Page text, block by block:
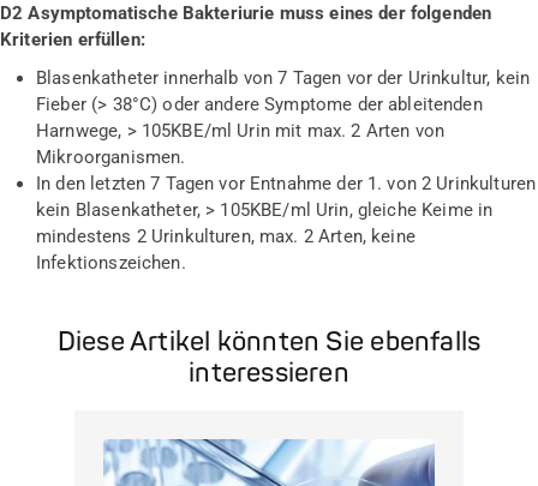
D2 Asymptomatische Bakteriurie muss eines der folgenden
Kriterien erfüllen:
Blasenkatheter innerhalb von 7 Tagen vor der Urinkultur, kein
Fieber (> 38°C) oder andere Symptome der ableitenden
Harnwege, > 105KBE/ml Urin mit max. 2 Arten von
Mikroorganismen.
In den letzten 7 Tagen vor Entnahme der 1. von 2 Urinkulturen
kein Blasenkatheter, > 105KBE/ml Urin, gleiche Keime in
mindestens 2 Urinkulturen, max. 2 Arten, keine
Infektionszeichen.
Diese Artikel könnten Sie ebenfalls
interessieren